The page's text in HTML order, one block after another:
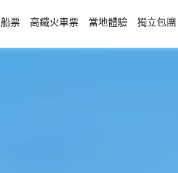
船票 高鐵火車票 當地體驗 獨立包團